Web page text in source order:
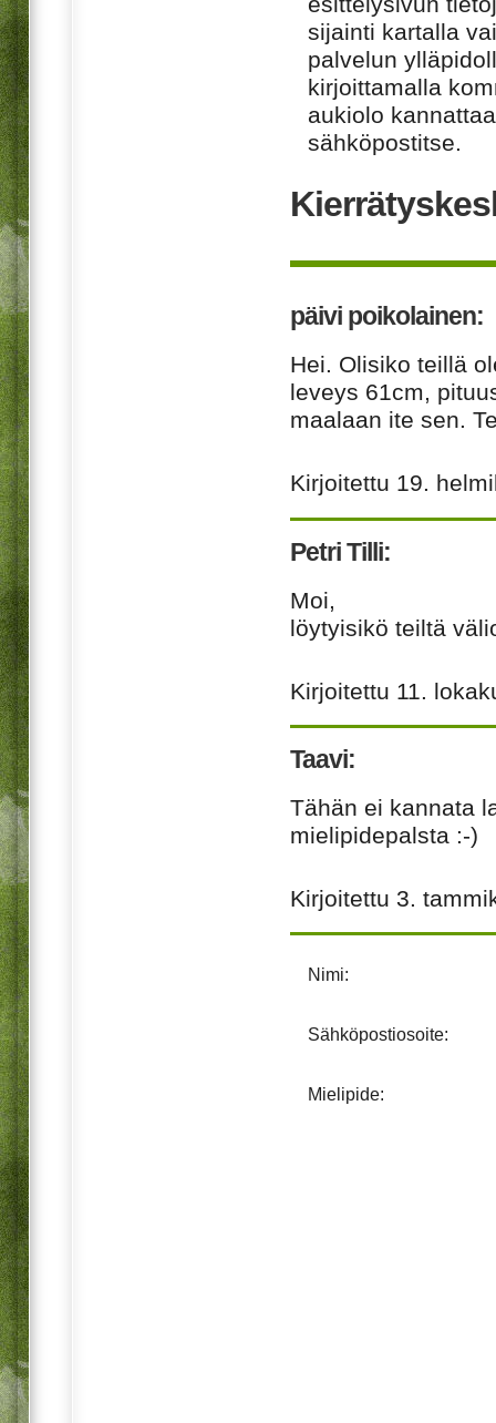
sijainti kartalla
palvelun
kirjoittamalla
aukiolo
sähköpostitse.
päivi poikolainen:
Hei. Olisiko teillä
leveys 61cm,
maalaan ite sen.
Kirjoitettu 19.
Petri Tilli:
Moi,
löytyisikö teiltä
Kirjoitettu 11.
Taavi:
Tähän ei kannata
mielipidepalsta :-)
Kirjoitettu 3.
Nimi:
Sähköpostiosoite:
Mielipide: